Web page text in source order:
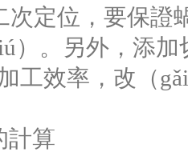
次定位，要保
）。另外，添
工效率，改（
計算